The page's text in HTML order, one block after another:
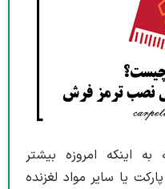
اینکه امروزه بیشتر
یا سایر مواد لغزنده